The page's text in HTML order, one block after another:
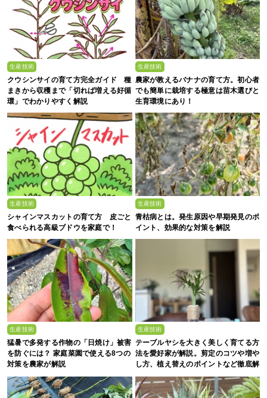
生産技術
クウシンサイの育て方完全ガイド 種
まきから収穫まで「切れば増える好循
環」でわかりやすく解説
生産技術
農家が教えるバナナの育て方。初心者
でも簡単に栽培する極意は苗木選びと
生育環境にあり！
生産技術
シャインマスカットの育て方 皮ごと
食べられる高級ブドウを家庭で！
生産技術
青枯病とは。発生原因や早期発見のポ
イント、効果的な対策を解説
生産技術
猛暑で多発する作物の「日焼け」被害
を防ぐには？ 家庭菜園で使える8つの
対策を農家が解説
生産技術
テーブルヤシを大きく美しく育てる方
法を愛好家が解説。剪定のコツや増や
し方、植え替えのポイントなど徹底解
剖